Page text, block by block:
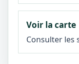
Voir la carte
Consulter les